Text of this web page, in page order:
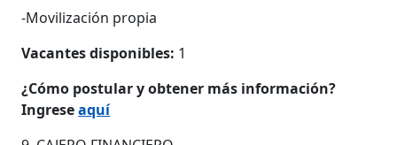
-Movilización propia
Vacantes disponibles: 1
¿Cómo postular y obtener más información?
Ingreseaquí